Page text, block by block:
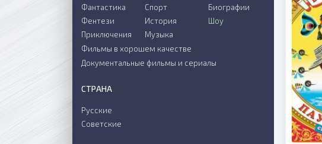
Фантастика
Фентези
Приключения
Спорт
История
Музыка
Биографии
Шоу
Фильмы в хорошем качестве
Документальные фильмы и сериалы
СТРАНА
Русские
Советские